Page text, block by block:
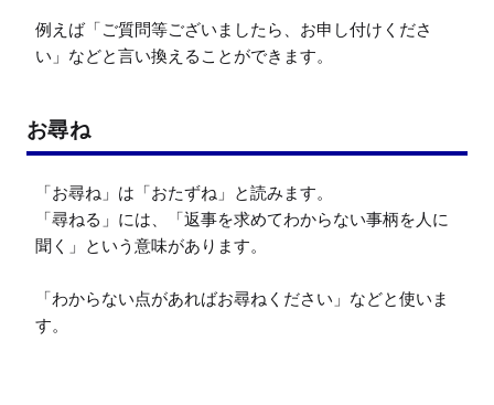
例えば「ご質問等ございましたら、お申し付けくださ
い」などと言い換えることができます。
お尋ね
「お尋ね」は「おたずね」と読みます。
「尋ねる」には、「返事を求めてわからない事柄を人に
聞く」という意味があります。
「わからない点があればお尋ねください」などと使いま
す。